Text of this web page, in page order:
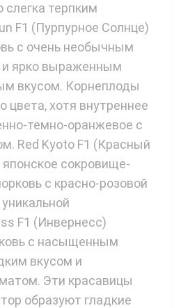
терпким
F1 (Пурпурное Солнце)
с очень необычным
ярко выраженным
вкусом. Корнеплоды
цвета, хотя внутреннее
темно-оранжевое с
Red Kyoto F1 (Красный
сокровище-
с красно-розовой
F1 (Инвернесс)
с насыщенным
вкусом и
Эти красавицы
образуют гладкие